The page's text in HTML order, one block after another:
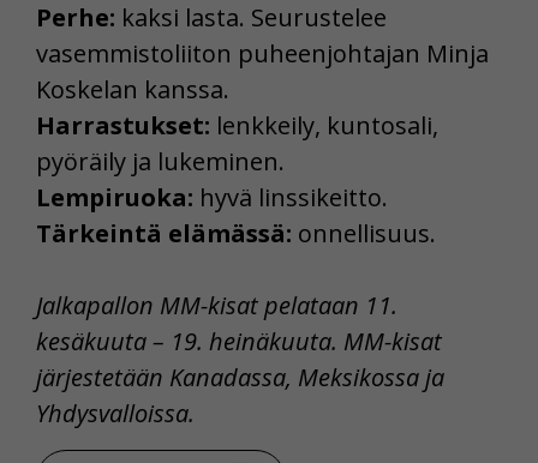
Perhe: kaksi lasta. Seurustelee
vasemmistoliiton puheenjohtajan Minja
Koskelan kanssa.
Harrastukset: lenkkeily, kuntosali,
pyöräily ja lukeminen.
Lempiruoka: hyvä linssikeitto.
Tärkeintä elämässä: onnellisuus.
Jalkapallon MM-kisat pelataan 11.
kesäkuuta – 19. heinäkuuta. MM-kisat
järjestetään Kanadassa, Meksikossa ja
Yhdysvalloissa.